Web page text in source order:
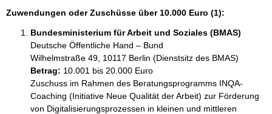
Zuwendungen oder Zuschüsse über 10.000 Euro (1):
Bundesministerium für Arbeit und Soziales (BMAS)
Deutsche Öffentliche Hand – Bund
Wilhelmstraße 49, 10117 Berlin (Dienstsitz des BMAS)
Betrag: 10.001 bis 20.000 Euro
Zuschuss im Rahmen des Beratungsprogramms INQA-
Coaching (Initiative Neue Qualität der Arbeit) zur Förderung
von Digitalisierungsprozessen in kleinen und mittleren